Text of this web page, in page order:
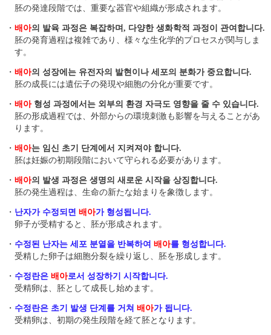
胚の発達段階では、重要な器官や組織が形成されます。
・ 배아의 발육 과정은 복잡하며, 다양한 생화학적 과정이 관여합니다.
胚の発育過程は複雑であり、様々な生化学的プロセスが関与しま
す。
・ 배아의 성장에는 유전자의 발현이나 세포의 분화가 중요합니다.
胚の成長には遺伝子の発現や細胞の分化が重要です。
・ 배아형성 과정에서는 외부의 환경 자극도 영향을 줄 수 있습니다.
胚の形成過程では、外部からの環境刺激も影響を与えることがあ
ります。
・ 배아는 임신 초기 단계에서 지켜져야 합니다.
胚は妊娠の初期段階において守られる必要があります。
・ 배아의 발생 과정은 생명의 새로운 시작을 상징합니다.
胚の発生過程は、生命の新たな始まりを象徴します。
・ 난자가 수정되면 배아가 형성됩니다.
卵子が受精すると、胚が形成されます。
・ 수정된 난자는 세포 분열을 반복하여 배아를 형성합니다.
受精した卵子は細胞分裂を繰り返し、胚を形成します。
・ 수정란은 배아로서 성장하기 시작합니다.
受精卵は、胚として成長し始めます。
・ 수정란은 초기 발생 단계를 거쳐 배아가 됩니다.
受精卵は、初期の発生段階を経て胚となります。